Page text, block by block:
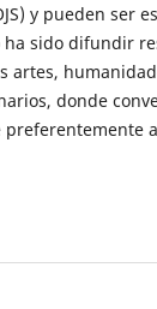
y pueden ser
ha sido difundir
artes,
donde